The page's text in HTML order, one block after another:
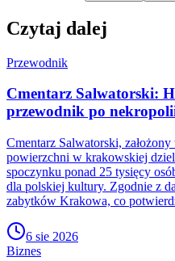
Czytaj dalej
Przewodnik
Cmentarz Salwatorski:
przewodnik po
Cmentarz Salwatorski,
powierzchni w krakowskiej
spoczynku ponad 25 tysięcy
dla polskiej kultury. Zgodnie z
zabytków Krakowa, co
6 sie 2026
Biznes